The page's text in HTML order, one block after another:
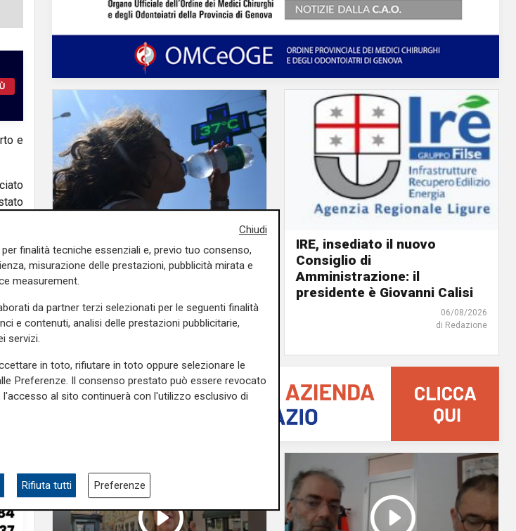
e
Afa
Caldo in Liguria, bollino rosso
anche sabato: settimo giorno
06/08/2026
di F.S.
IRE, insediato il nuovo
Consiglio di
Amministrazione: il
presidente è Giovanni Calisi
06/08/2026
di Redazione
Chiudi
finalità tecniche essenziali e, previo tuo consenso,
misurazione delle prestazioni, pubblicità mirata e
measurement.
da partner terzi selezionati per le seguenti finalità
e contenuti, analisi delle prestazioni pubblicitarie,
servizi.
in toto, rifiutare in toto oppure selezionare le
Preferenze. Il consenso prestato può essere revocato
al sito continuerà con l'utilizzo esclusivo di
Rifiuta tutti Preferenze